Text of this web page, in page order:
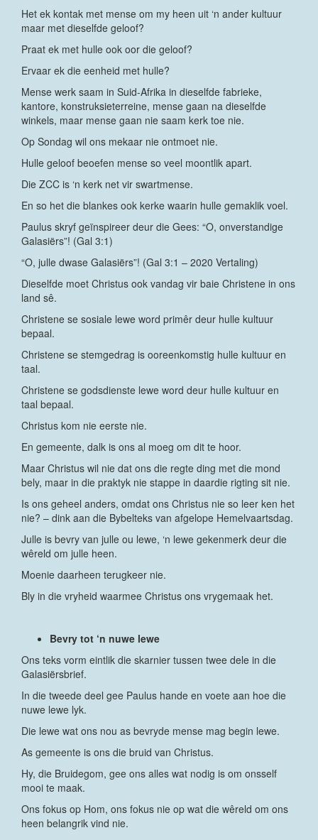
Het ek kontak met mense om my heen uit ‘n ander kultuur
maar met dieselfde geloof?
Praat ek met hulle ook oor die geloof?
Ervaar ek die eenheid met hulle?
Mense werk saam in Suid-Afrika in dieselfde fabrieke,
kantore, konstruksieterreine, mense gaan na dieselfde
winkels, maar mense gaan nie saam kerk toe nie.
Op Sondag wil ons mekaar nie ontmoet nie.
Hulle geloof beoefen mense so veel moontlik apart.
Die ZCC is ‘n kerk net vir swartmense.
En so het die blankes ook kerke waarin hulle gemaklik voel.
Paulus skryf geïnspireer deur die Gees: “O, onverstandige
Galasiërs”! (Gal 3:1)
“O, julle dwase Galasiërs”! (Gal 3:1 – 2020 Vertaling)
Dieselfde moet Christus ook vandag vir baie Christene in ons
land sê.
Christene se sosiale lewe word primêr deur hulle kultuur
bepaal.
Christene se stemgedrag is ooreenkomstig hulle kultuur en
taal.
Christene se godsdienste lewe word deur hulle kultuur en
taal bepaal.
Christus kom nie eerste nie.
En gemeente, dalk is ons al moeg om dit te hoor.
Maar Christus wil nie dat ons die regte ding met die mond
bely, maar in die praktyk nie stappe in daardie rigting sit nie.
Is ons geheel anders, omdat ons Christus nie so leer ken het
nie? – dink aan die Bybelteks van afgelope Hemelvaartsdag.
Julle is bevry van julle ou lewe, ‘n lewe gekenmerk deur die
wêreld om julle heen.
Moenie daarheen terugkeer nie.
Bly in die vryheid waarmee Christus ons vrygemaak het.
Bevry tot ‘n nuwe lewe
Ons teks vorm eintlik die skarnier tussen twee dele in die
Galasiërsbrief.
In die tweede deel gee Paulus hande en voete aan hoe die
nuwe lewe lyk.
Die lewe wat ons nou as bevryde mense mag begin lewe.
As gemeente is ons die bruid van Christus.
Hy, die Bruidegom, gee ons alles wat nodig is om onsself
mooi te maak.
Ons fokus op Hom, ons fokus nie op wat die wêreld om ons
heen belangrik vind nie.